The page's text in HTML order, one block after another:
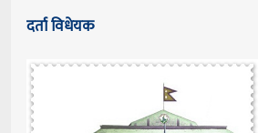
दर्ता विधेयक